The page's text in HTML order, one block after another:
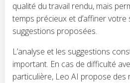
qualité du travail rendu, mais
temps précieux et d’affiner votre
suggestions proposées.
L’analyse et les suggestions
important. En cas de difficulté
particulière, Leo AI propose des